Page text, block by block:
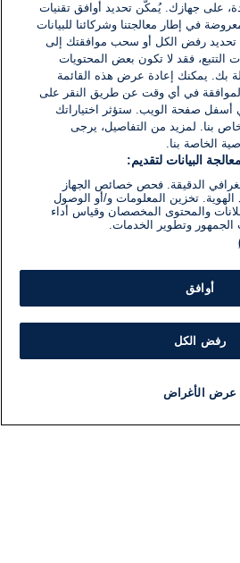
...
على جهازك. يُمكّن تحديد أوافق تقنيات
في إطار معالجتنا وشركائنا للبيانات
تحديد رفض الكل أو سحب موافقتك إلى
التتبع، فقد لا تكون بعض المحتويات
بك. يمكنك إعادة عرض هذه القائمة
الموافقة في أي وقت عن طريق النقر على
أسفل صفحة الويب. ستؤثر اختياراتك
بنا. لمزيد من التفاصيل، يرجى
الخاصة بنا.
البيانات لتقديم:
الدقيقة. فحص خصائص الجهاز
تخزين المعلومات و/أو الوصول
والمحتوى المخصصان وقياس أداء
الجمهور وتطوير الخدمات.
أوافق
رفض الكل
عرض الأغراض